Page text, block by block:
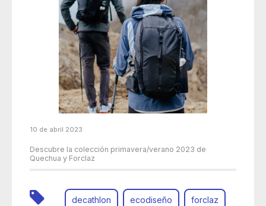
10 de abril 2023
Descubre la colección primavera/verano 2023 de
Quechua y Forclaz
decathlon ecodiseño forclaz